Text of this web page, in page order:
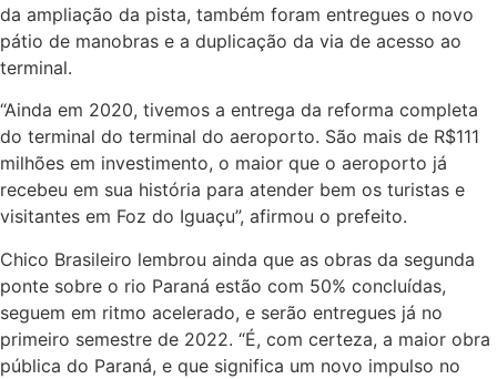
da ampliação da pista, também foram entregues o novo
pátio de manobras e a duplicação da via de acesso ao
terminal.
“Ainda em 2020, tivemos a entrega da reforma completa
do terminal do terminal do aeroporto. São mais de R$111
milhões em investimento, o maior que o aeroporto já
recebeu em sua história para atender bem os turistas e
visitantes em Foz do Iguaçu”, afirmou o prefeito.
Chico Brasileiro lembrou ainda que as obras da segunda
ponte sobre o rio Paraná estão com 50% concluídas,
seguem em ritmo acelerado, e serão entregues já no
primeiro semestre de 2022. “É, com certeza, a maior obra
pública do Paraná, e que significa um novo impulso no